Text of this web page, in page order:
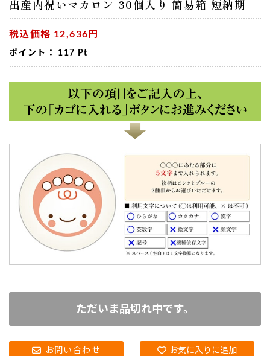
出産内祝いマカロン 30個入り 簡易箱 短納期
税込価格 12,636円
ポイント： 117 Pt
ただいま品切れ中です。
お問い合わせ お気に入りに追加